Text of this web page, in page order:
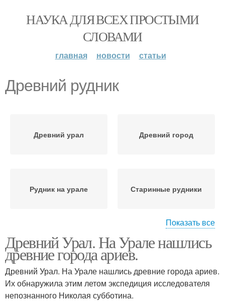
НАУКА ДЛЯ ВСЕХ ПРОСТЫМИ
СЛОВАМИ
главная новости статьи
Древний рудник
Древний урал Древний город
Рудник на урале Старинные рудники
Демидовские рудники Согринский рудник
Показать все
Древний Урал. На Урале нашлись
древние города ариев.
Древний Урал. На Урале нашлись древние города ариев.
Их обнаружила этим летом экспедиция исследователя
непознанного Николая субботина.